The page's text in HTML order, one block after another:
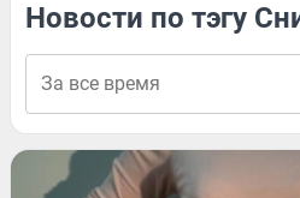
Новости по тэгу